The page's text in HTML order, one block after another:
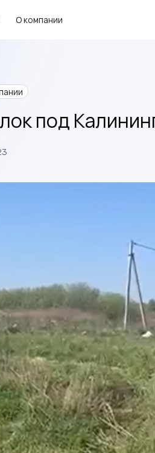
О компании
под